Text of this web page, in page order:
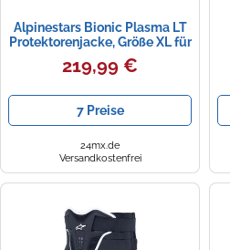
Alpinestars Bionic Plasma LT
Protektorenjacke, Größe XL für
219,99 €
7 Preise
24mx.de
Versandkostenfrei